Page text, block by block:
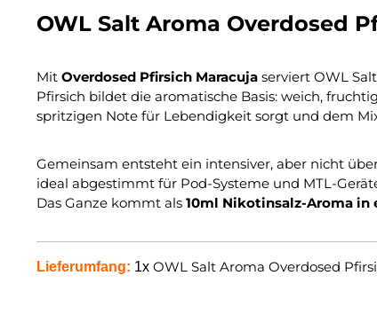
OWL Salt Aroma Overdosed
Mit Overdosed Pfirsich Maracuja serviert OWL
Pfirsich bildet die aromatische Basis: weich,
spritzigen Note für Lebendigkeit sorgt und dem
Gemeinsam entsteht ein intensiver, aber nicht
ideal abgestimmt für Pod-Systeme und MTL-
Das Ganze kommt als 10ml Nikotinsalz-Aroma
Lieferumfang: 1x OWL Salt Aroma Overdosed